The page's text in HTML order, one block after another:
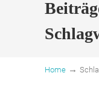
Home →